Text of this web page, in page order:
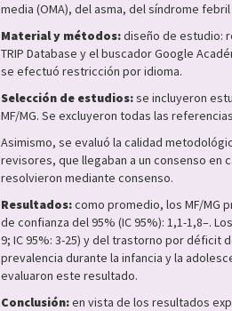
media (OMA), del asma, del síndrome
Material y métodos:diseño de estudio:
TRIP Database y el buscador Google
se efectuó restricción por idioma.
Selección de estudios:se incluyeron
MF/MG. Se excluyeron todas las
Asimismo, se evaluó la calidad
revisores, que llegaban a un consenso en
resolvieron mediante consenso.
Resultados:como promedio, los MF/MG
de confianza del 95% (IC 95%): 1,1-1,8–.
9; IC 95%: 3-25) y del trastorno por déficit
prevalencia durante la infancia y la
evaluaron este resultado.
Conclusión:en vista de los resultados